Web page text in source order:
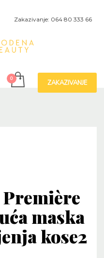
Zakazivanje: 064 80 333 66
ZAKAZIVANJE
Première
maska
kose2